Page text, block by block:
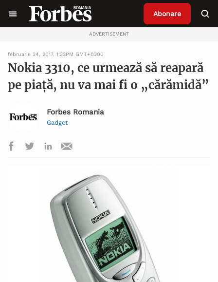
Abonare
ADVERTISEMENT
februarie 24, 2017, 1:23PM GMT+0200
Nokia 3310, ce urmează să reapară
pe piață, nu va mai fi o „cărămidă”
Forbes Romania
Gadget